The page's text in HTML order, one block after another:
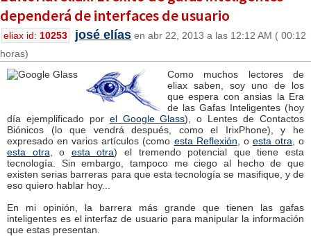
dependerá de interfaces de usuario
eliax id: 10253 josé elías en abr 22, 2013 a las 12:12 AM ( 00:12
horas)
Como muchos lectores de
eliax saben, soy uno de los
que espera con ansias la Era
de las Gafas Inteligentes (hoy
día ejemplificado por el Google Glass), o Lentes de Contactos
Biónicos (lo que vendrá después, como el IrixPhone), y he
expresado en varios artículos (como esta Reflexión , o esta otra , o
esta otra , o esta otra) el tremendo potencial que tiene esta
tecnología. Sin embargo, tampoco me ciego al hecho de que
existen serias barreras para que esta tecnología se masifique, y de
eso quiero hablar hoy...
En mi opinión, la barrera más grande que tienen las gafas
inteligentes es el interfaz de usuario para manipular la información
que estas presentan.